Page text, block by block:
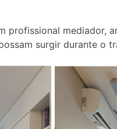
profissional mediador,
surgir durante o